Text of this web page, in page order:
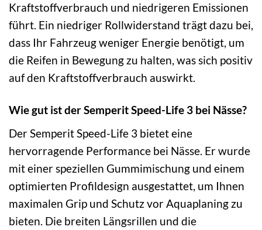
Kraftstoffverbrauch und niedrigeren Emissionen
führt. Ein niedriger Rollwiderstand trägt dazu bei,
dass Ihr Fahrzeug weniger Energie benötigt, um
die Reifen in Bewegung zu halten, was sich positiv
auf den Kraftstoffverbrauch auswirkt.
Wie gut ist der Semperit Speed-Life 3 bei Nässe?
Der Semperit Speed-Life 3 bietet eine
hervorragende Performance bei Nässe. Er wurde
mit einer speziellen Gummimischung und einem
optimierten Profildesign ausgestattet, um Ihnen
maximalen Grip und Schutz vor Aquaplaning zu
bieten. Die breiten Längsrillen und die